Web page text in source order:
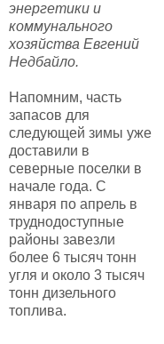
энергетики и
коммунального
хозяйства Евгений
Недбайло.
Напомним, часть
запасов для
следующей зимы уже
доставили в
северные поселки в
начале года. С
января по апрель в
труднодоступные
районы завезли
более 6 тысяч тонн
угля и около 3 тысяч
тонн дизельного
топлива.